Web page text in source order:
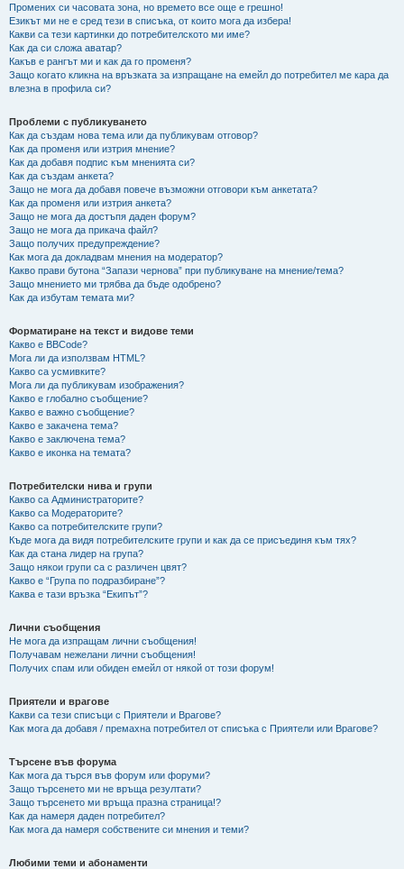
Промених си часовата зона, но времето все още е грешно!
Езикът ми не е сред тези в списъка, от които мога да избера!
Какви са тези картинки до потребителското ми име?
Как да си сложа аватар?
Какъв е рангът ми и как да го променя?
Защо когато кликна на връзката за изпращане на емейл до потребител ме кара да
влезна в профила си?
Проблеми с публикуването
Как да създам нова тема или да публикувам отговор?
Как да променя или изтрия мнение?
Как да добавя подпис към мненията си?
Как да създам анкета?
Защо не мога да добавя повече възможни отговори към анкетата?
Как да променя или изтрия анкета?
Защо не мога да достъпя даден форум?
Защо не мога да прикача файл?
Защо получих предупреждение?
Как мога да докладвам мнения на модератор?
Какво прави бутона “Запази чернова” при публикуване на мнение/тема?
Защо мнението ми трябва да бъде одобрено?
Как да избутам темата ми?
Форматиране на текст и видове теми
Какво е BBCode?
Мога ли да използвам HTML?
Какво са усмивките?
Мога ли да публикувам изображения?
Какво е глобално съобщение?
Какво е важно съобщение?
Какво е закачена тема?
Какво е заключена тема?
Какво е иконка на темата?
Потребителски нива и групи
Какво са Администраторите?
Какво са Модераторите?
Какво са потребителските групи?
Къде мога да видя потребителските групи и как да се присъединя към тях?
Как да стана лидер на група?
Защо някои групи са с различен цвят?
Какво е “Група по подразбиране”?
Каква е тази връзка “Екипът”?
Лични съобщения
Не мога да изпращам лични съобщения!
Получавам нежелани лични съобщения!
Получих спам или обиден емейл от някой от този форум!
Приятели и врагове
Какви са тези списъци с Приятели и Врагове?
Как мога да добавя / премахна потребител от списъка с Приятели или Врагове?
Търсене във форума
Как мога да търся във форум или форуми?
Защо търсенето ми не връща резултати?
Защо търсенето ми връща празна страница!?
Как да намеря даден потребител?
Как мога да намеря собствените си мнения и теми?
Любими теми и абонаменти